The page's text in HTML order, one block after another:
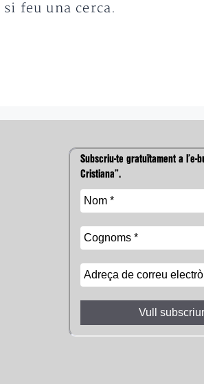
feu una cerca.
Subscriu-te gratuïtament a l’e-
Cristiana”.